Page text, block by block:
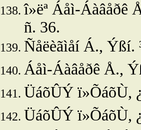
î»ëª Áåì-Áàâåðê
ñ. 36.
Ñåëèãìåí Á., Ýßí.
Áåì-Áàâåðê Å.,
ÜáõÛÝ ï»ÕáõÙ,
ÜáõÛÝ ï»ÕáõÙ,